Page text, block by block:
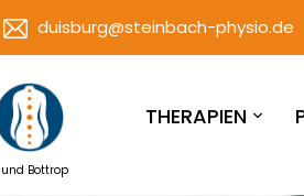
duisburg@steinbach-physio.de
Bottrop
THERAPIEN